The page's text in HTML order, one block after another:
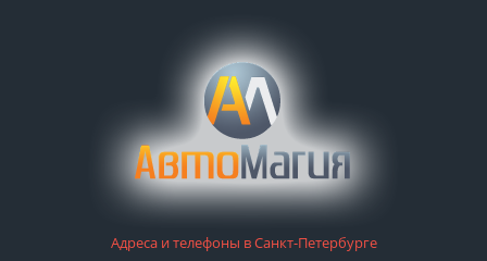
Адреса и телефоны в Санкт-Петербурге